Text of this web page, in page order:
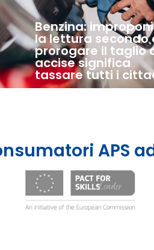
Benzina:
la lettura secondo
prorogare il taglio
accise significa
tassare tutti i
APS